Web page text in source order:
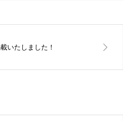
いたしました！